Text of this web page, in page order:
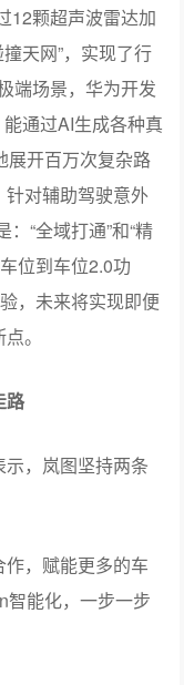
12颗超声波雷达加
天网”，实现了行
端场景，华为开发
通过AI生成各种真
展开百万次复杂路
对辅助驾驶意外
“全域打通”和“精
位到车位2.0功
，未来将实现即便
。
路
，岚图坚持两条
，赋能更多的车
智能化，一步一步